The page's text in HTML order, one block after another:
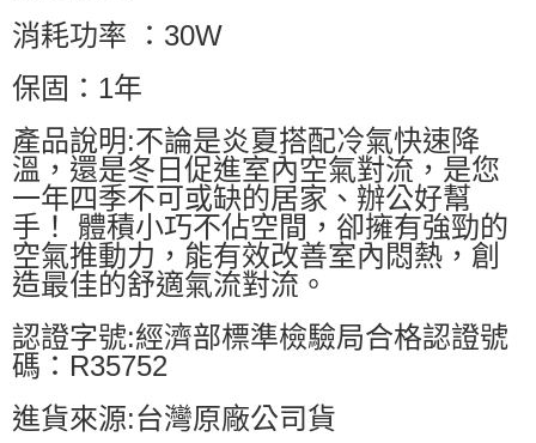
消耗功率 ：30W
保固：1年
產品說明:不論是炎夏搭配冷氣快速降
溫，還是冬日促進室內空氣對流，是您
一年四季不可或缺的居家、辦公好幫
手！ 體積小巧不佔空間，卻擁有強勁的
空氣推動力，能有效改善室內悶熱，創
造最佳的舒適氣流對流。
認證字號:經濟部標準檢驗局合格認證號
碼：R35752
進貨來源:台灣原廠公司貨